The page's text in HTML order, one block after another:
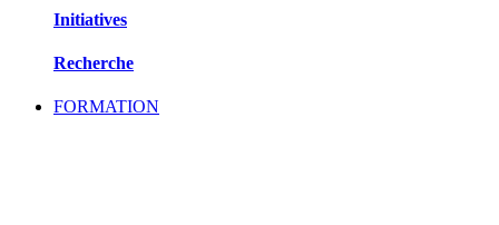
Initiatives
Recherche
FORMATION